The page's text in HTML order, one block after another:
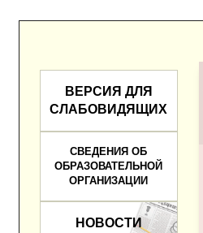
ВЕРСИЯ ДЛЯ
СЛАБОВИДЯЩИХ
СВЕДЕНИЯ ОБ
ОБРАЗОВАТЕЛЬНОЙ
ОРГАНИЗАЦИИ
НОВОСТИ